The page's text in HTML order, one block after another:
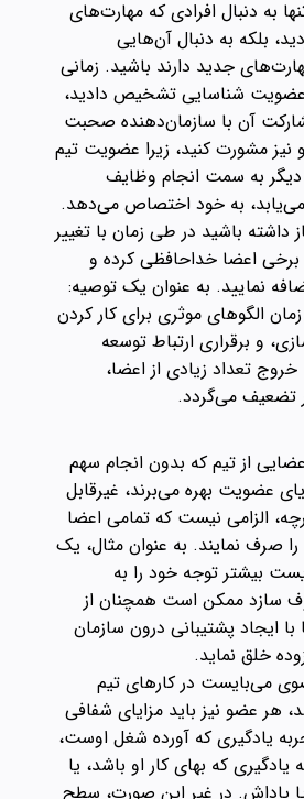
به دنبال افرادی که مهارت‌های
بلکه به دنبال آن‌هایی
جدید دارند باشید. زمانی
عضویت شناسایی تشخیص دادید،
آن با سازمان‌دهنده صحبت
نیز مشورت کنید، زیرا عضویت تیم
دیگر به سمت انجام وظایف
به خود اختصاص می‌دهد.
باشید در طی زمان با تغییر
برخی اعضا خداحافظی کرده و
نمایید. به عنوان یک توصیه:
الگوهای موثری برای کار کردن
و برقراری ارتباط توسعه
تعداد زیادی از اعضا،
تضعیف می‌گردد.
از تیم که بدون انجام سهم
عضویت بهره می‌برند، غیرقابل
الزامی نیست که تمامی اعضا
صرف نمایند. به عنوان مثال، یک
بیشتر توجه خود را به
سازد ممکن است همچنان از
ایجاد پشتیبانی درون سازمان
خلق نماید.
می‌بایست در کارهای تیم
هر عضو نیز باید مزایای شفافی
یادگیری که آورده شغل اوست،
که بهای کار او باشد، یا
پاداش. در غیر این صورت، سطح